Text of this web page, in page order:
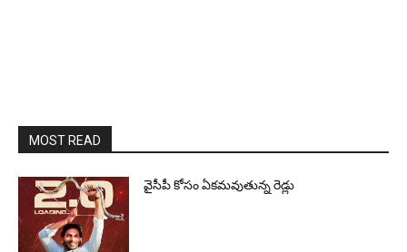
MOST READ
వైసీపీ కోసం ఏక‌మ‌వుతున్న రెడ్లు